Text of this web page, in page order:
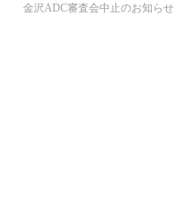
金沢ADC審査会中止のお知らせ